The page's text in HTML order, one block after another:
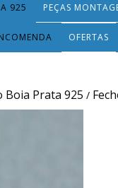
925 PEÇAS
OFERTAS
Boia Prata 925 /